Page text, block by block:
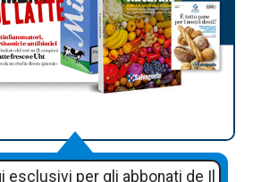
esclusivi per gli abbonati de Il